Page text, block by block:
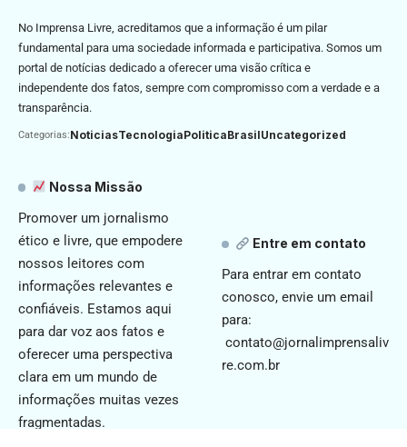
No Imprensa Livre, acreditamos que a informação é um pilar
fundamental para uma sociedade informada e participativa. Somos um
portal de notícias dedicado a oferecer uma visão crítica e
independente dos fatos, sempre com compromisso com a verdade e a
transparência.
Categorias:NoticiasTecnologiaPoliticaBrasilUncategorized
Nossa Missão
Promover um jornalismo
ético e livre, que empodere
nossos leitores com
informações relevantes e
confiáveis. Estamos aqui
para dar voz aos fatos e
oferecer uma perspectiva
clara em um mundo de
informações muitas vezes
fragmentadas.
Entre em contato
Para entrar em contato
conosco, envie um email
para:
contato@jornalimprensaliv
re.com.br